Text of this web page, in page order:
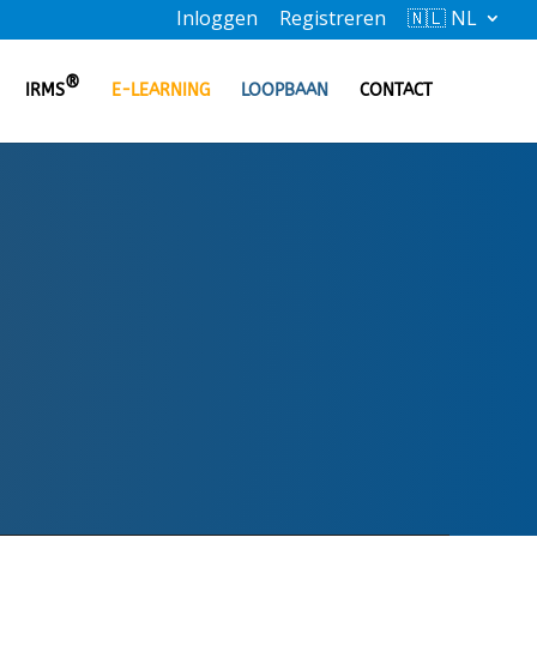
Inloggen Registreren 🇳🇱 NL
IRMS® E-LEARNING LOOPBAAN CONTACT